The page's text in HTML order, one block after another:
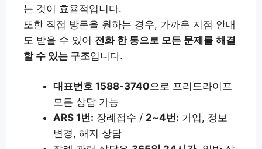
는 것이 효율적입니다.
또한 직접 방문을 원하는 경우, 가까운 지점 안내
도 받을 수 있어 전화 한 통으로 모든 문제를 해결
할 수 있는 구조입니다.
대표번호 1588-3740으로 프리드라이프
모든 상담 가능
ARS 1번: 장례접수 / 2~4번: 가입, 정보
변경, 해지 상담